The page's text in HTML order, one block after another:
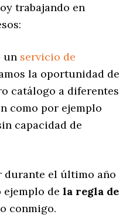
trabajando en
un servicio de
la oportunidad de
catálogo a diferentes
como por ejemplo
capacidad de
durante el último año
de la regla de
conmigo.